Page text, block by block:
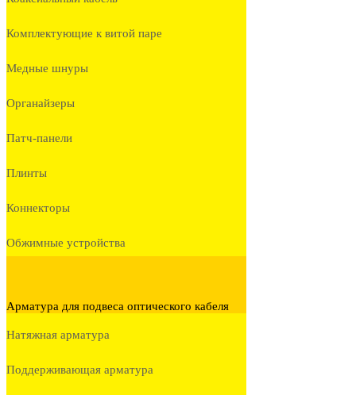
Комплектующие к витой паре
Медные шнуры
Органайзеры
Патч-панели
Плинты
Коннекторы
Обжимные устройства
Арматура для подвеса оптического кабеля
Натяжная арматура
Поддерживающая арматура